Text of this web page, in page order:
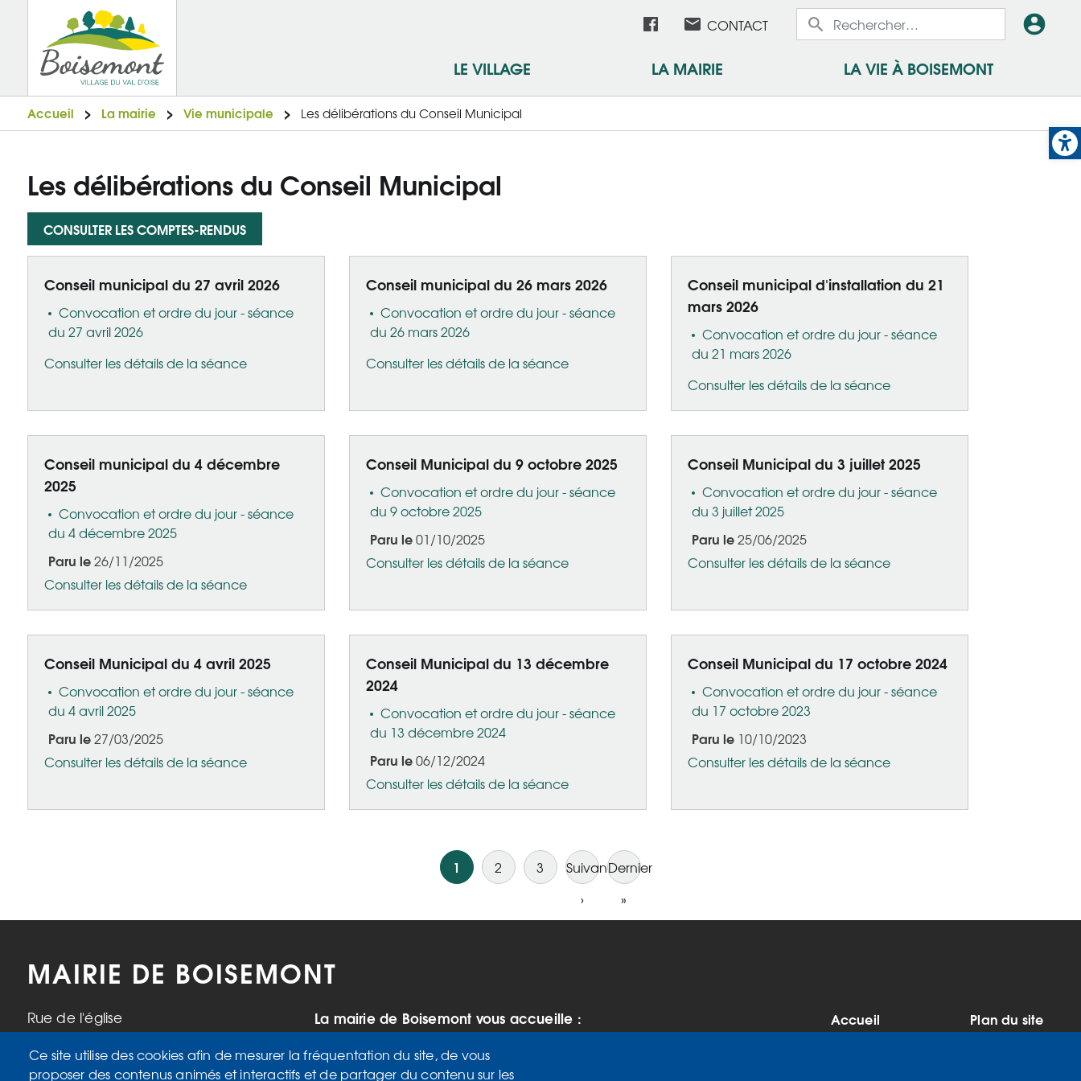
En-
-
Réseaux
sociaux
CONTACT
LE VILLAGE LA MAIRIE LA VIE À BOISEMONT
Accueil La mairie Vie municipale Les délibérations du Conseil Municipal
Les délibérations du Conseil Municipal
CONSULTER LES COMPTES-RENDUS
Conseil municipal du 27 avril 2026
Convocation et ordre du jour - séance
du 27 avril 2026
Consulter les détails de la séance
Conseil municipal du 26 mars 2026
Convocation et ordre du jour - séance
du 26 mars 2026
Consulter les détails de la séance
Conseil municipal d'installation du 21
mars 2026
Convocation et ordre du jour - séance
du 21 mars 2026
Consulter les détails de la séance
Conseil municipal du 4 décembre
2025
Convocation et ordre du jour - séance
du 4 décembre 2025
Paru le26/11/2025
Consulter les détails de la séance
Conseil Municipal du 9 octobre 2025
Convocation et ordre du jour - séance
du 9 octobre 2025
Paru le01/10/2025
Consulter les détails de la séance
Conseil Municipal du 3 juillet 2025
Convocation et ordre du jour - séance
du 3 juillet 2025
Paru le25/06/2025
Consulter les détails de la séance
Conseil Municipal du 4 avril 2025
Convocation et ordre du jour - séance
du 4 avril 2025
Paru le27/03/2025
Consulter les détails de la séance
Conseil Municipal du 13 décembre
2024
Convocation et ordre du jour - séance
du 13 décembre 2024
Paru le06/12/2024
Consulter les détails de la séance
Conseil Municipal du 17 octobre 2024
Convocation et ordre du jour - séance
du 17 octobre 2023
Paru le 10/10/2023
Consulter les détails de la séance
1 2 3
Suivant
›Page
Dernier
»
MAIRIE DE BOISEMONT
Rue de l'église
95000 Boisemont
Tél. 01 34 42 34 98
La mairie de Boisemont vous accueille :
Mardi, vendredi de 9h à 12h et de 14h à
17h
MENU Accueil
Plan du site
Ce site utilise des cookies afin de mesurer la fréquentation du site, de vous
proposer des contenus animés et interactifs et de partager du contenu sur les